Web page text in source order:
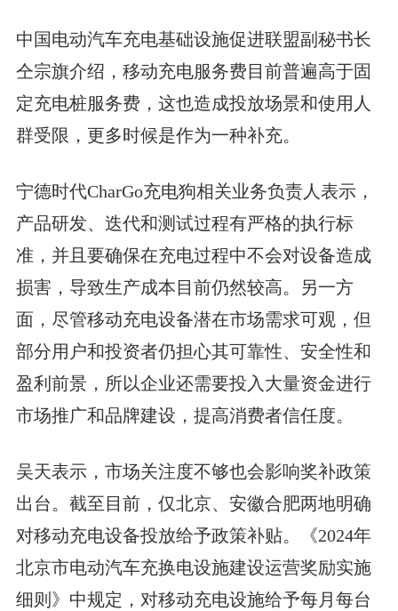
中国电动汽车充电基础设施促进联盟副秘书长
仝宗旗介绍，移动充电服务费目前普遍高于固
定充电桩服务费，这也造成投放场景和使用人
群受限，更多时候是作为一种补充。
宁德时代CharGo充电狗相关业务负责人表示，
产品研发、迭代和测试过程有严格的执行标
准，并且要确保在充电过程中不会对设备造成
损害，导致生产成本目前仍然较高。另一方
面，尽管移动充电设备潜在市场需求可观，但
部分用户和投资者仍担心其可靠性、安全性和
盈利前景，所以企业还需要投入大量资金进行
市场推广和品牌建设，提高消费者信任度。
吴天表示，市场关注度不够也会影响奖补政策
出台。截至目前，仅北京、安徽合肥两地明确
对移动充电设备投放给予政策补贴。《2024年
北京市电动汽车充换电设施建设运营奖励实施
细则》中规定，对移动充电设施给予每月每台